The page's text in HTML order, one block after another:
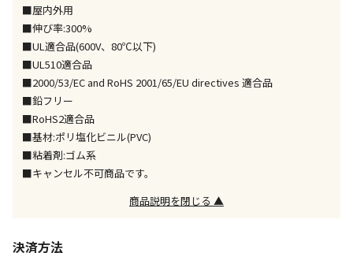
午前9時までのご注文確定した商品については、当日に
出荷いたします。
ただし、メーカーの営業日に基づき出荷手続きを行う
また、日曜・祝日や年末年始などの長期休業期間中
は、休業明けからの出荷対応となります。
設置工事代金も含まれた商品です
■屋内外用
■伸び率:300%
■UL適合品(600V、80℃以下)
■UL510適合品
■2000/53/EC and RoHS 2001/65/EU directives 適合品
■鉛フリー
■RoHS2適合品
■基材:ポリ塩化ビニル(PVC)
■粘着剤:ゴム系
■キャンセル不可商品です。
商品説明を閉じる ▲
決済方法